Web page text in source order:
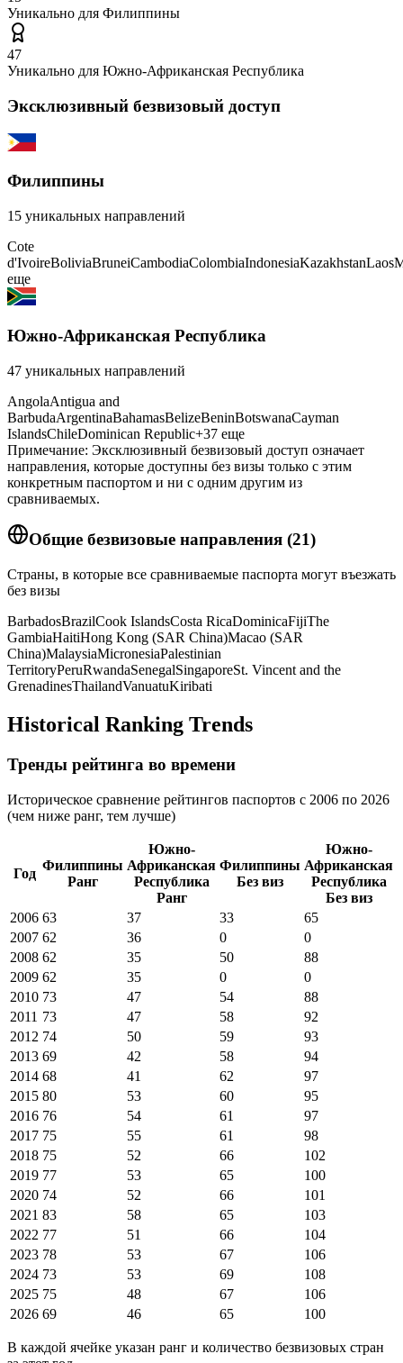
Уникально для Филиппины
47
Уникально для Южно-Африканская Республика
Эксклюзивный безвизовый доступ
Филиппины
15 уникальных направлений
Cote
d'IvoireBoliviaBruneiCambodiaColombiaIndonesiaKazakhstanLaos
еще
Южно-Африканская Республика
47 уникальных направлений
AngolaAntigua and
BarbudaArgentinaBahamasBelizeBeninBotswanaCayman
IslandsChileDominican Republic+37 еще
Примечание: Эксклюзивный безвизовый доступ означает
направления, которые доступны без визы только с этим
конкретным паспортом и ни с одним другим из
сравниваемых.
Общие безвизовые направления (21)
Страны, в которые все сравниваемые паспорта могут въезжать
без визы
BarbadosBrazilCook IslandsCosta RicaDominicaFijiThe
GambiaHaitiHong Kong (SAR China)Macao (SAR
China)MalaysiaMicronesiaPalestinian
TerritoryPeruRwandaSenegalSingaporeSt. Vincent and the
GrenadinesThailandVanuatuKiribati
Historical Ranking Trends
Тренды рейтинга во времени
Историческое сравнение рейтингов паспортов с 2006 по 2026
(чем ниже ранг, тем лучше)
Год
Филиппины
Ранг
Южно-
Африканская
Республика
Ранг
Филиппины
Без виз
Южно-
Африканская
Республика
Без виз
2006 63 37 33
65
2007 62 36 0
0
2008 62 35 50
88
2009 62 35 0
0
2010 73 47 54
88
2011 73 47 58
92
2012 74 50 59
93
2013 69 42 58
94
2014 68 41 62
97
2015 80 53 60
95
2016 76 54 61
97
2017 75 55 61
98
2018 75 52 66
102
2019 77 53 65
100
2020 74 52 66
101
2021 83 58 65
103
2022 77 51 66
104
2023 78 53 67
106
2024 73 53 69
108
2025 75 48 67
106
2026 69 46 65 100
В каждой ячейке указан ранг и количество безвизовых стран